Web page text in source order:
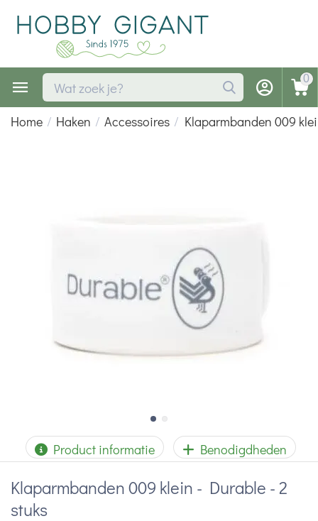
0
Home / Haken / Accessoires / Klaparmbanden 009
Product informatie Benodigdheden
Klaparmbanden 009 klein - Durable - 2
stuks